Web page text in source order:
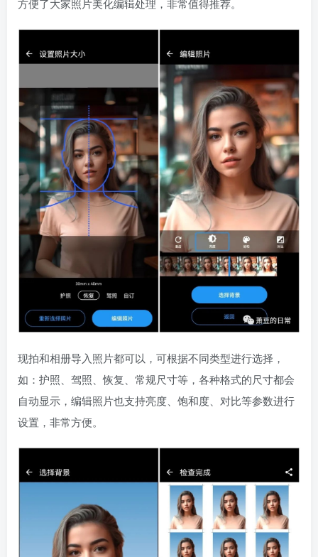
现拍和相册导入照片都可以，可根据不同类型进行选择，
如：护照、驾照、恢复、常规尺寸等，各种格式的尺寸都会
自动显示，编辑照片也支持亮度、饱和度、对比等参数进行
设置，非常方便。